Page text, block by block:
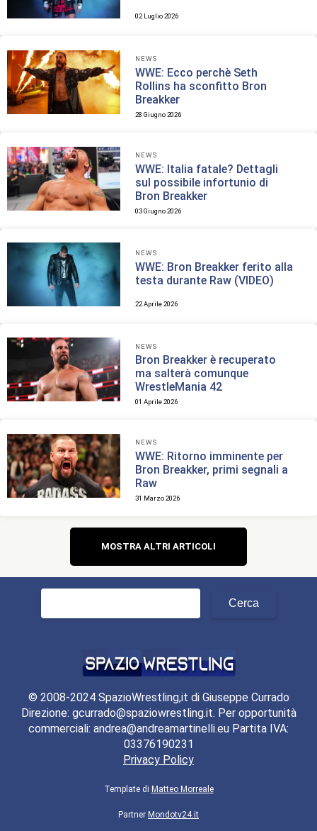
02 Luglio 2026
NEWS
WWE: Ecco perchè Seth
Rollins ha sconfitto Bron
Breakker
28 Giugno 2026
NEWS
WWE: Italia fatale? Dettagli
sul possibile infortunio di
Bron Breakker
03 Giugno 2026
NEWS
WWE: Bron Breakker ferito alla
testa durante Raw (VIDEO)
22 Aprile 2026
NEWS
Bron Breakker è recuperato
ma salterà comunque
WrestleMania 42
01 Aprile 2026
NEWS
WWE: Ritorno imminente per
Bron Breakker, primi segnali a
Raw
31 Marzo 2026
Navigazione
articoli
MOSTRA ALTRI ARTICOLI
© 2008-2024 SpazioWrestling,it di Giuseppe Currado
Direzione: gcurrado@spaziowrestling.it. Per opportunità
commerciali: andrea@andreamartinelli.eu Partita IVA:
03376190231
Privacy Policy
Template di Matteo Morreale
Partner Mondotv24.it